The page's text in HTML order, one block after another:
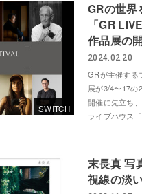
SWITCH
GRの世界
「GR
作品展の
2024.02.20
GRが主催する
展が3/4〜17の
開催に先立ち
ライブハウス
末長真 写
視線の淡